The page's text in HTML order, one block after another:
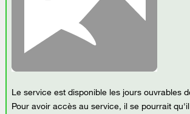
Le service est disponible les jours ouvrables
Pour avoir accès au service, il se pourrait